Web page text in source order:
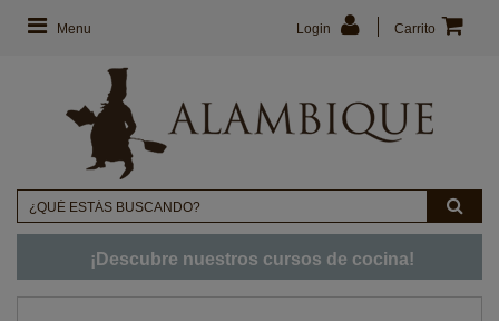
Menu Carrito
Login
¡Descubre nuestros cursos de cocina!